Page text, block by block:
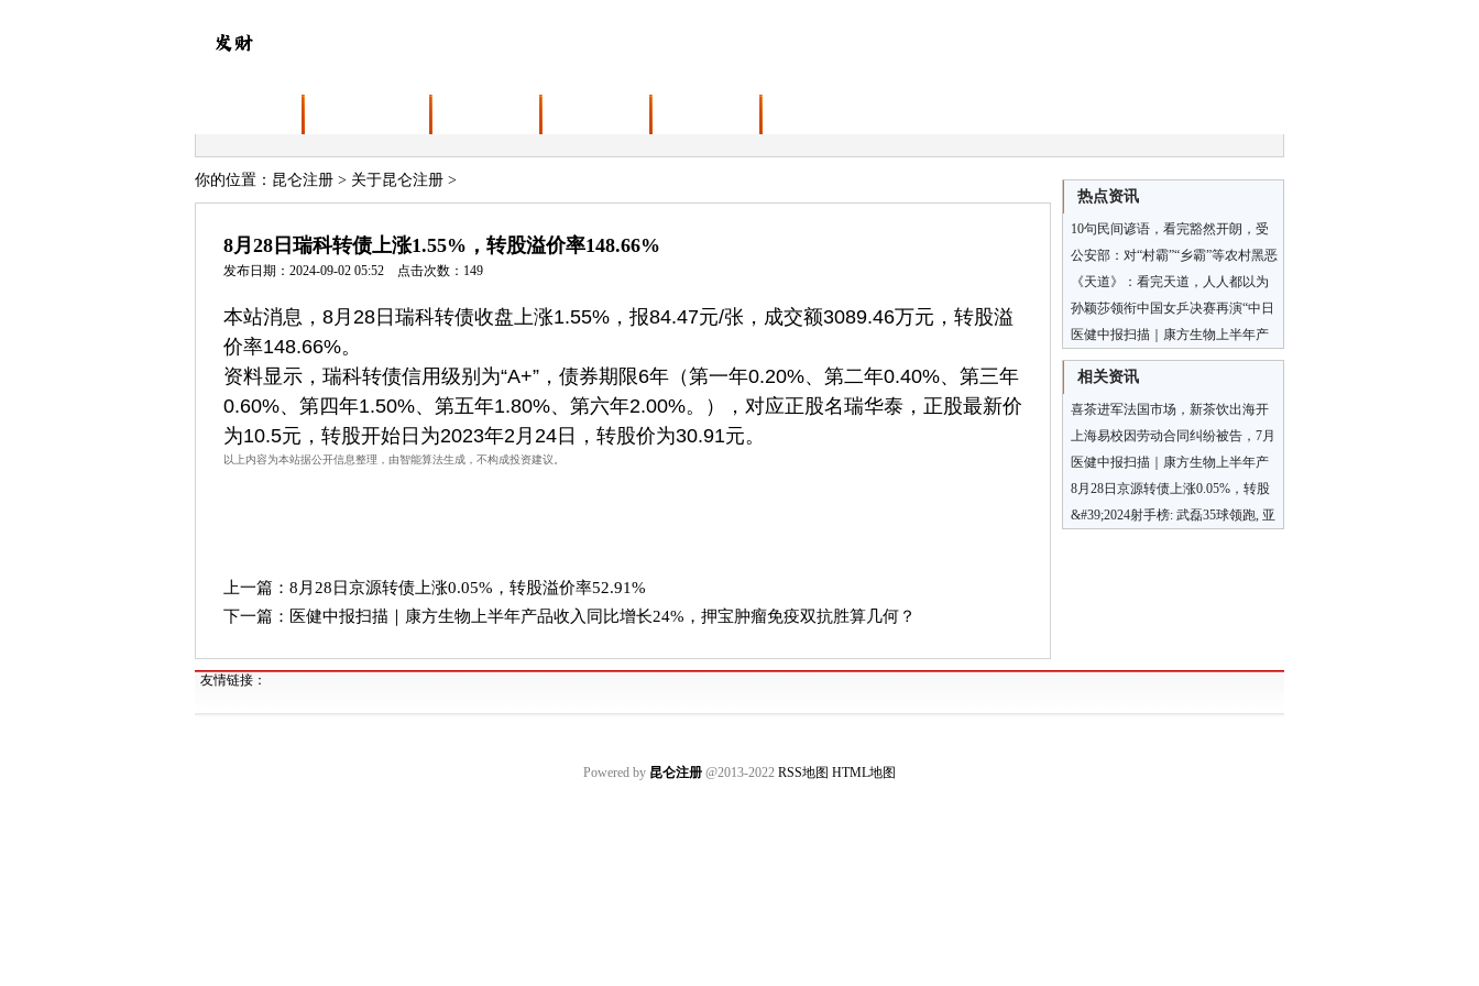
你的位置： 昆仑注册 > 关于昆仑注册 >
8月28日瑞科转债上涨1.55%，转股溢价率148.66%
发布日期：2024-09-02 05:52 点击次数：149
本站消息，8月28日瑞科转债收盘上涨1.55%，报84.47元/张，成交额3089.46万元，转股溢
价率148.66%。
资料显示，瑞科转债信用级别为“A+”，债券期限6年（第一年0.20%、第二年0.40%、第三年
0.60%、第四年1.50%、第五年1.80%、第六年2.00%。），对应正股名瑞华泰，正股最新价
为10.5元，转股开始日为2023年2月24日，转股价为30.91元。
以上内容为本站据公开信息整理，由智能算法生成，不构成投资建议。
上一篇： 8月28日京源转债上涨0.05%，转股溢价率52.91%
下一篇： 医健中报扫描｜康方生物上半年产品收入同比增长24%，押宝肿瘤免疫双抗胜算几何？
热点资讯
10句民间谚语，看完豁然开朗，受
益匪浅！
公安部：对“村霸”“乡霸”等农村黑恶
势力坚持露头就打
《天道》：看完天道，人人都以为
自己是丁元英，却不懂我们都是刘
冰
孙颖莎领衔中国女乒决赛再演“中日
大战”
医健中报扫描｜康方生物上半年产
品收入同比增长24%，押宝肿瘤免疫
双抗胜算几何？
相关资讯
喜茶进军法国市场，新茶饮出海开
辟“第二战场”
上海易校因劳动合同纠纷被告，7月
24日在上海市闵行区人民法院审理
医健中报扫描｜康方生物上半年产
品收入同比增长24%，押宝肿瘤免疫
双抗胜算几何？
8月28日京源转债上涨0.05%，转股
溢价率52.91%
&#39;2024射手榜: 武磊35球领跑, 亚
友情链接：
Powered by 昆仑注册 @2013-2022 RSS地图 HTML地图